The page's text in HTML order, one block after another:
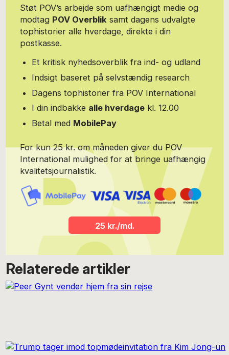
Støt POV’s arbejde som uafhængigt medie og
modtag POV Overbliksamt dagens udvalgte
tophistorier alle hverdage, direkte i din
postkasse.
Et kritisk nyhedsoverblik fra ind- og udland
Indsigt baseret på selvstændig research
Dagens tophistorier fra POV International
I din indbakke alle hverdage kl. 12.00
Betal med MobilePay
For kun 25 kr. om måneden giver du POV
International mulighed for at bringe uafhængig
kvalitetsjournalistik.
25 kr./md.
Relaterede artikler